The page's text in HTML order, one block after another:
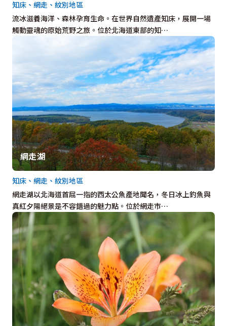
流冰滋養海洋、森林孕育生命。在世界自然遺產知床，展開一場
觸動靈魂的原始荒野之旅。位於北海道東部的知…
知床、網走、紋別地區
網走湖
網走湖以北海道首屈一指的西太公魚產地聞名，冬日冰上釣魚與
真紅夕陽絕景是不容錯過的魅力點。位於網走市…
知床、網走、紋別地區